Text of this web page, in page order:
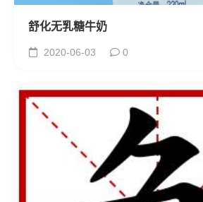
舒化无乳糖牛奶
2020-06-03 0